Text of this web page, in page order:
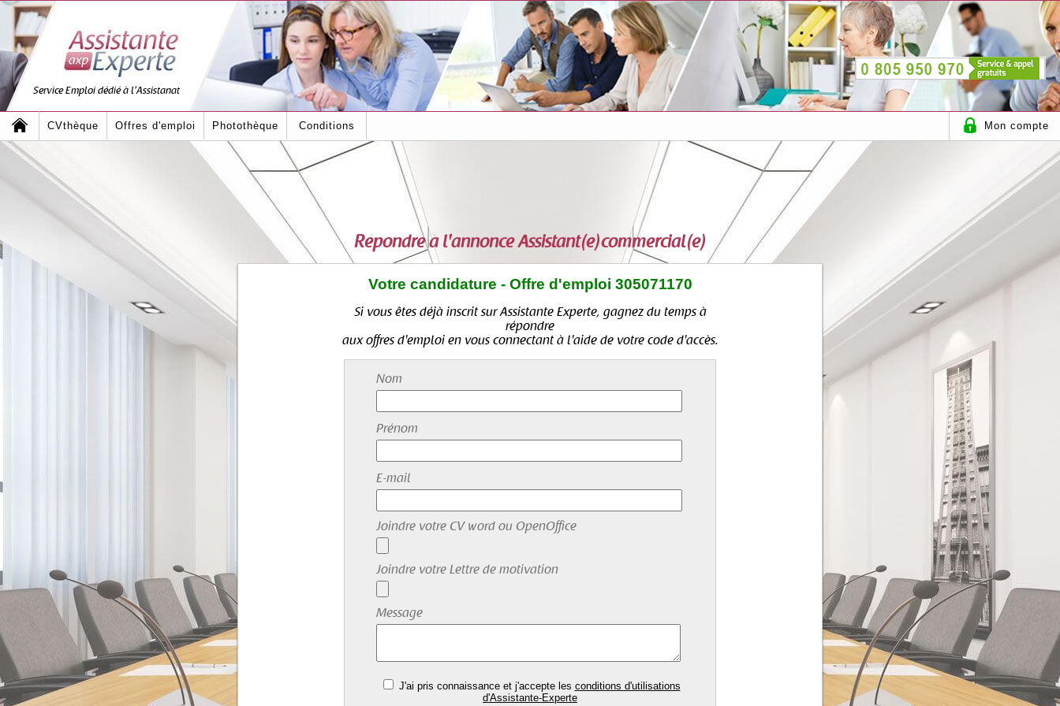
Service Emploi dédié à l'Assistanat
CVthèque Offres d'emploi Photothèque Conditions Mon compte
Répondre à l'annonceAssistant(e)commercial(e)
Votre candidature - Offre d'emploi 305071170
Si vous êtes déjà inscrit sur Assistante Experte, gagnez du temps à
répondre
aux offres d'emploi en vous connectant à l'aide de votre code d'accès.
Nom
Prénom
E-mail
Joindre votre CV word ou OpenOffice
Joindre votre Lettre de motivation
Message
J'ai pris connaissance et j'accepte les conditions d'utilisations
d'Assistante-Experte